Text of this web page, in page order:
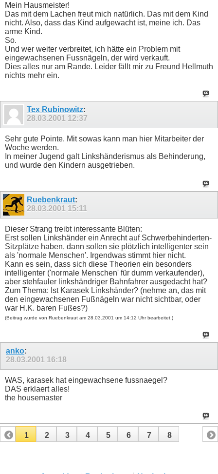
Mein Hausmeister!
Das mit dem Lachen freut mich natürlich. Das mit dem Kind
nicht. Also, dass das Kind aufgewacht ist, meine ich. Das
arme Kind.
So.
Und wer weiter verbreitet, ich hätte ein Problem mit
eingewachsenen Fussnägeln, der wird verkauft.
Dies alles nur am Rande. Leider fällt mir zu Freund Hellmuth
nichts mehr ein.
Tex Rubinowitz:
28.03.2001 12:37
Sehr gute Pointe. Mit sowas kann man hier Mitarbeiter der
Woche werden.
In meiner Jugend galt Linkshänderismus als Behinderung,
und wurde den Kindern ausgetrieben.
Ruebenkraut:
28.03.2001 15:11
Dieser Strang treibt interessante Blüten:
Erst sollen Linkshänder ein Anrecht auf Schwerbehinderten-
Sitzplätze haben, dann sollen sie plötzlich intelligenter sein
als 'normale Menschen'. Irgendwas stimmt hier nicht.
Kann es sein, dass sich diese Theorien ein besonders
intelligenter ('normale Menschen' für dumm verkaufender),
aber stehfauler linkshändriger Bahnfahrer ausgedacht hat?
Zum Thema: Ist Karasek Linkshänder? (nehme an, das mit
den eingewachsenen Fußnägeln war nicht sichtbar, oder
war H.K. baren Fußes?)
(Beitrag wurde von Ruebenkraut am 28.03.2001 um 14:12 Uhr bearbeitet.)
anko:
28.03.2001 16:18
WAS, karasek hat eingewachsene fussnaegel?
DAS erklaert alles!
the housemaster
1 2 3 4 5 6 7 8